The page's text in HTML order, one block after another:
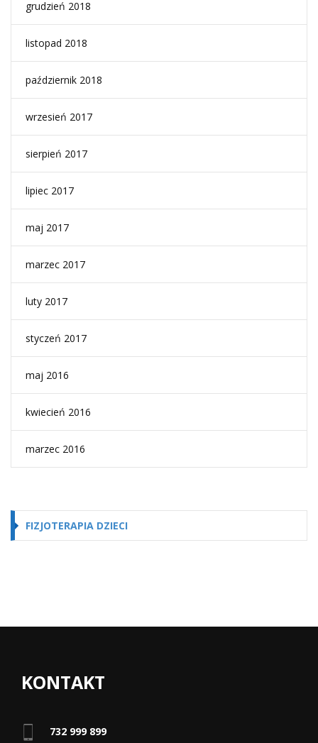
grudzień 2018
listopad 2018
październik 2018
wrzesień 2017
sierpień 2017
lipiec 2017
maj 2017
marzec 2017
luty 2017
styczeń 2017
maj 2016
kwiecień 2016
marzec 2016
FIZJOTERAPIA DZIECI
KONTAKT
732 999 899